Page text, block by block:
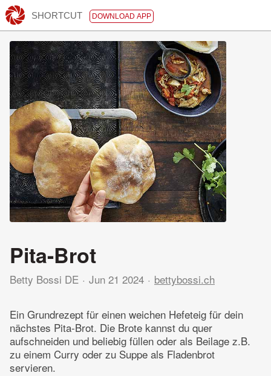
SHORTCUT DOWNLOAD APP
Pita-Brot
Betty Bossi DE Jun 21 2024 bettybossi.ch
Ein Grundrezept für einen weichen Hefeteig für dein
nächstes Pita-Brot. Die Brote kannst du quer
aufschneiden und beliebig füllen oder als Beilage z.B.
zu einem Curry oder zu Suppe als Fladenbrot
servieren.